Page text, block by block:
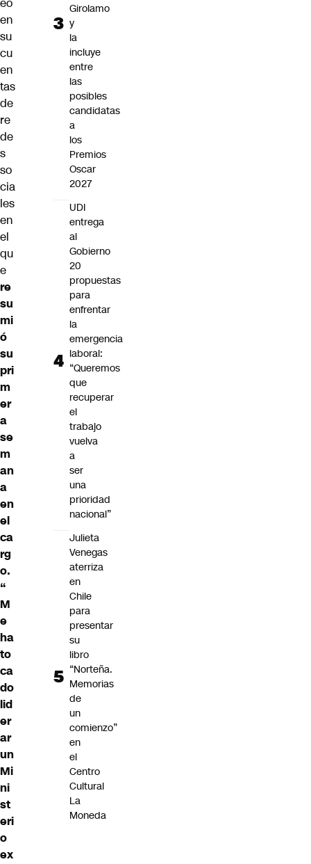
eo
en
su
cu
en
tas
de
re
de
s
so
cia
les
en
el
qu
e
re
su
mi
ó
su
pri
m
er
a
se
m
an
a
en
el
ca
rg
o.
“
M
e
ha
to
ca
do
lid
er
ar
un
Mi
ni
st
eri
o
ex
Girolamo
y
la
incluye
entre
las
posibles
candidatas
a
los
Premios
Oscar
2027
UDI
entrega
al
Gobierno
20
propuestas
para
enfrentar
la
emergencia
laboral:
“Queremos
que
recuperar
el
trabajo
vuelva
a
ser
una
prioridad
nacional”
Julieta
Venegas
aterriza
en
Chile
para
presentar
su
libro
“Norteña.
Memorias
de
un
comienzo”
en
el
Centro
Cultural
La
Moneda